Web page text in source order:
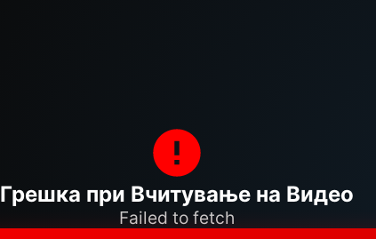
Грешка при Вчитување на Видео
Failed to fetch